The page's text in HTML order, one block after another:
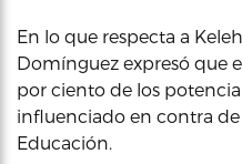
En lo que respecta a
Domínguez expresó que
por ciento de los
influenciado en contra de
Educación.